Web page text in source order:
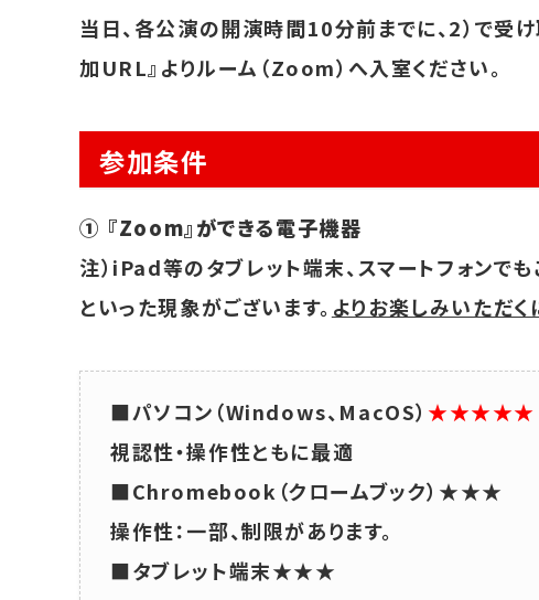
当日、各公演の開演時間10分前までに、2）で
加URL』よりルーム（Zoom）へ入室ください。
参加条件
① 『Zoom』ができる電子機器
注）iPad等のタブレット端末、スマートフォンで
といった現象がございます。 よりお楽しみいただ
■パソコン（Windows、MacOS） ★★★★★
視認性・操作性ともに最適
■Chromebook（クロームブック）★★★
操作性：一部、制限があります。
■タブレット端末★★★